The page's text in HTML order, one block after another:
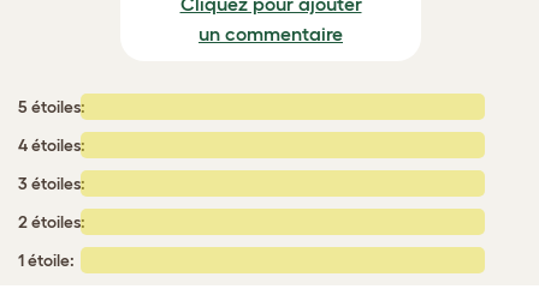
un commentaire
5 étoiles:
4 étoiles:
3 étoiles:
2 étoiles:
1 étoile: